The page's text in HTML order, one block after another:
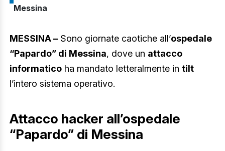
Messina
MESSINA – Sono giornate caotiche all’ospedale
“Papardo” di Messina, dove un attacco
informatico ha mandato letteralmente in tilt
l’intero sistema operativo.
Attacco hacker all’ospedale
“Papardo” di Messina